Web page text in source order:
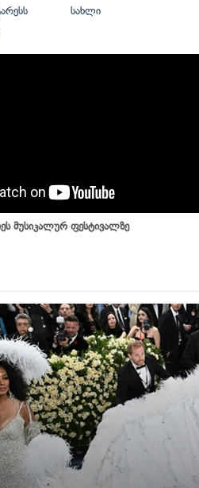
სახლი
მუსიკალურ ფესტივალზე